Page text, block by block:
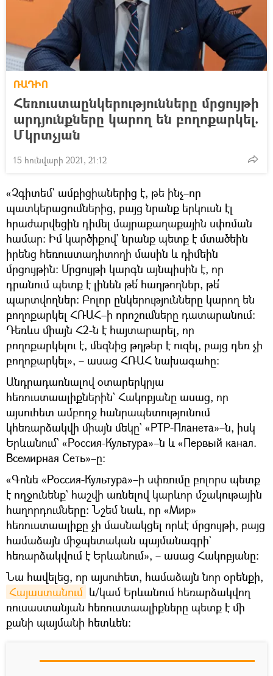
ՌԱԴԻՈ
Հեռուստաընկերությունները մրցույթի
արդյունքները կարող են բողոքարկել.
Մկրտչյան
15 հունվարի 2021, 21:12
«Չգիտեմ` ամբիցիաներից է, թե ինչ–որ
պատկերացումներից, բայց նրանք երկուսն էլ
հրաժարվեցին դիմել մայրաքաղաքային սփռման
համար։ Իմ կարծիքով` նրանք պետք է մտածեին
իրենց հեռուստադիտողի մասին և դիմեին
մրցույթին։ Մրցույթի կարգն այնպիսին է, որ
դրանում պետք է լինեն թե՛ հաղթողներ, թե՛
պարտվողներ։ Բոլոր ընկերությունները կարող են
բողոքարկել ՀՌԱՀ–ի որոշումները դատարանում։
Դեռևս միայն Հ2-ն է հայտարարել, որ
բողոքարկելու է, մեզնից թղթեր է ուզել, բայց դեռ չի
բողոքարկել», – ասաց ՀՌԱՀ նախագահը։
Անդրադառնալով օտարերկրյա
հեռուստաալիքներին` Հակոբյանը ասաց, որ
այսուհետ ամբողջ հանրապետությունում
կհեռարձակվի միայն մեկը` «РТР-Планета»–ն, իսկ
Երևանում` «Россия-Культура»–ն և «Первый канал.
Всемирная Сеть»–ը։
«Գոնե «Россия-Культура»–ի սփռումը բոլորս պետք
է ողջունենք` հաշվի առնելով կարևոր մշակութային
հաղորդումները։ Նշեմ նաև, որ «Мир»
հեռուստաալիքը չի մասնակցել որևէ մրցույթի, բայց
համաձայն միջպետական պայմանագրի`
հեռարձակվում է Երևանում», – ասաց Հակոբյանը։
Նա հավելեց, որ այսուհետ, համաձայն նոր օրենքի,
Հայաստանում և/կամ Երևանում հեռարձակվող
ռուսաստանյան հեռուստաալիքները պետք է մի
քանի պայմանի հետևեն։